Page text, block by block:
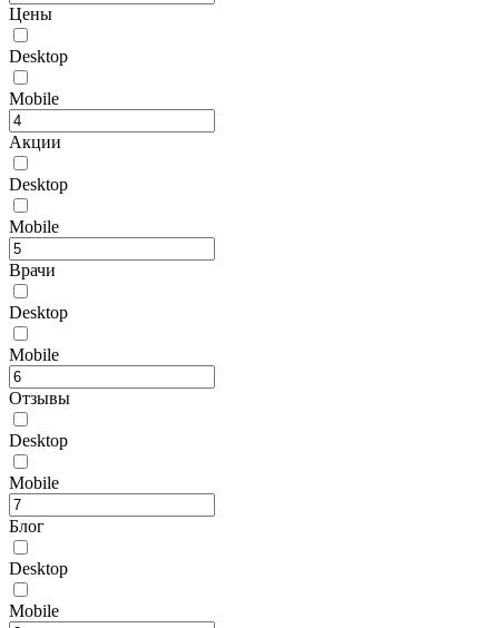
Цены
Desktop
Mobile
Акции
Desktop
Mobile
Врачи
Desktop
Mobile
Отзывы
Desktop
Mobile
Блог
Desktop
Mobile